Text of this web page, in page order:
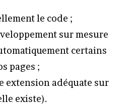
le code ;
sur mesure
certains
pages ;
extension adéquate sur
existe).